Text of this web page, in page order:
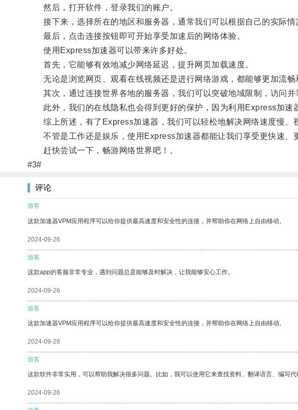
然后，打开软件，登录我们的账户。
接下来，选择所在的地区和服务器，通常我们可以根据自己的实际情
最后，点击连接按钮即可开始享受加速后的网络体验。
使用Express加速器可以带来许多好处。
首先，它能够有效地减少网络延迟，提升网页加载速度。
无论是浏览网页、观看在线视频还是进行网络游戏，都能够更加流畅
其次，通过连接世界各地的服务器，我们可以突破地域限制，访问并
此外，我们的在线隐私也会得到更好的保护，因为利用Express加速
综上所述，有了Express加速器，我们可以轻松地解决网络速度慢、
不管是工作还是娱乐，使用Express加速器都能让我们享受更快速、
赶快尝试一下，畅游网络世界吧！。
#3#
评论
游客
这款加速器VPM应用程序可以给你提供最高速度和安全性的连接，并帮助你在网络上自由移动。
2024-09-26
游客
这款app的客服非常专业，遇到问题总是能够及时解决，让我能够安心工作。
2024-09-26
游客
这款加速器VPM应用程序可以给你提供最高速度和安全性的连接，并帮助你在网络上自由移动。
2024-09-26
游客
这款软件非常实用，可以帮助我解决很多问题。比如，我可以使用它来查找资料、翻译语言、编写代
2024-09-26